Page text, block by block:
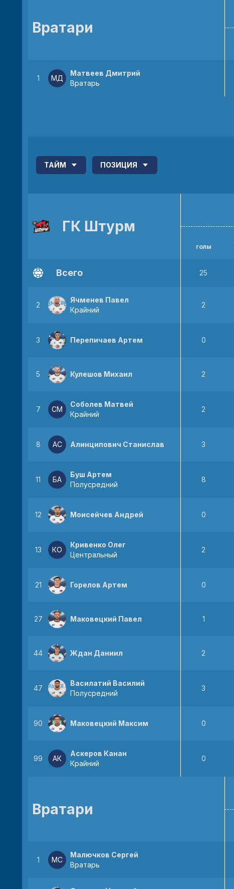
Вратари
1 МД
Матвеев Дмитрий
Вратарь
ТАЙМ ПОЗИЦИЯ
ГК Штурм
голы
Всего 25
2
Ячменев Павел
Крайний
2
3 Перепичаев Артем 0
5 Кулешов Михаил 2
7 СМ
Соболев Матвей
Крайний
2
8 АС Алинципович Станислав 3
11 БА
Буш Артем
Полусредний
8
12 Моисейчев Андрей 0
13 КО
Кривенко Олег
Центральный
2
21 Горелов Артем 0
27 Маковецкий Павел 1
44 Ждан Даниил 2
47
Василатий Василий
Полусредний
3
90 Маковецкий Максим 0
99 АК
Аскеров Канан
Крайний
0
Вратари
1 МС
Малючков Сергей
Вратарь